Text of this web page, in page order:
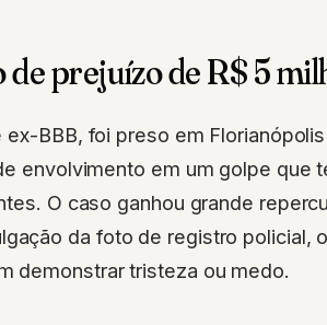
de prejuízo de R$ 5
ex-BBB, foi preso em
envolvimento em um golpe que
O caso ganhou grande
da foto de registro policial,
demonstrar tristeza ou medo.